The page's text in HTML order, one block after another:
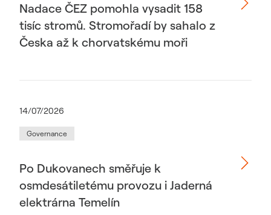
Nadace ČEZ pomohla vysadit 158
tisíc stromů. Stromořadí by sahalo z
Česka až k chorvatskému moři
14/07/2026
Governance
Po Dukovanech směřuje k
osmdesátiletému provozu i Jaderná
elektrárna Temelín